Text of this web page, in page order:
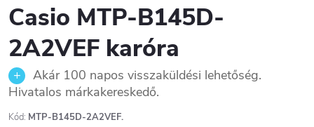
Casio MTP-B145D-
2A2VEF karóra
Akár 100 napos visszaküldési lehetőség.
Hivatalos márkakereskedő.
Kód: MTP-B145D-2A2VEF.